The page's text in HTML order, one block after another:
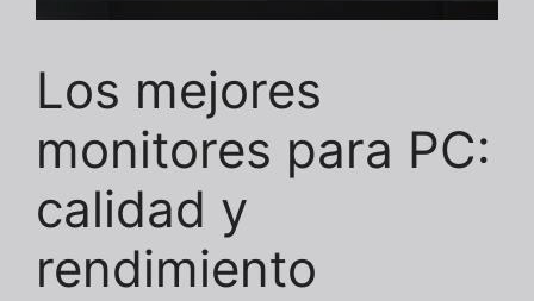
Los mejores
monitores para PC:
calidad y
rendimiento